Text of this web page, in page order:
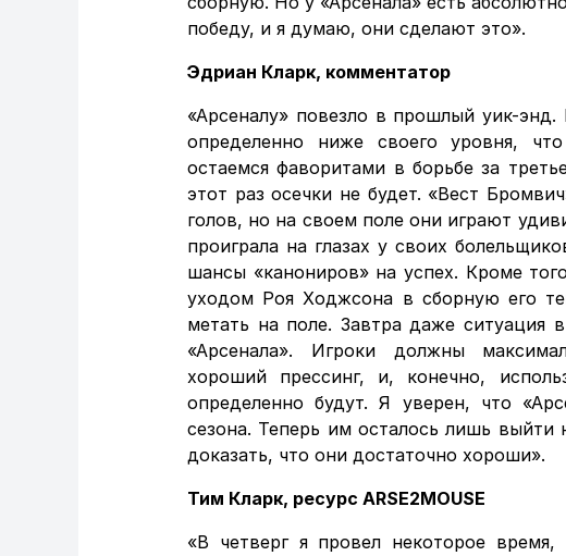
победу, и я думаю, они сделают это».
Эдриан Кларк, комментатор
«Арсеналу» повезло в прошлый уик-
определенно ниже своего уровня,
остаемся фаворитами в борьбе за
этот раз осечки не будет. «Вест
голов, но на своем поле они играют
проиграла на глазах у своих
шансы «канониров» на успех. Кроме
уходом Роя Ходжсона в сборную его
метать на поле. Завтра даже ситуация
«Арсенала». Игроки должны
хороший прессинг, и, конечно,
определенно будут. Я уверен, что
сезона. Теперь им осталось лишь
доказать, что они достаточно хороши».
Тим Кларк, ресурс ARSE2MOUSE
«В четверг я провел некоторое время,